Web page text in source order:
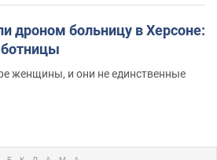
дроном больницу в Херсоне:
женщины, и они не единственные